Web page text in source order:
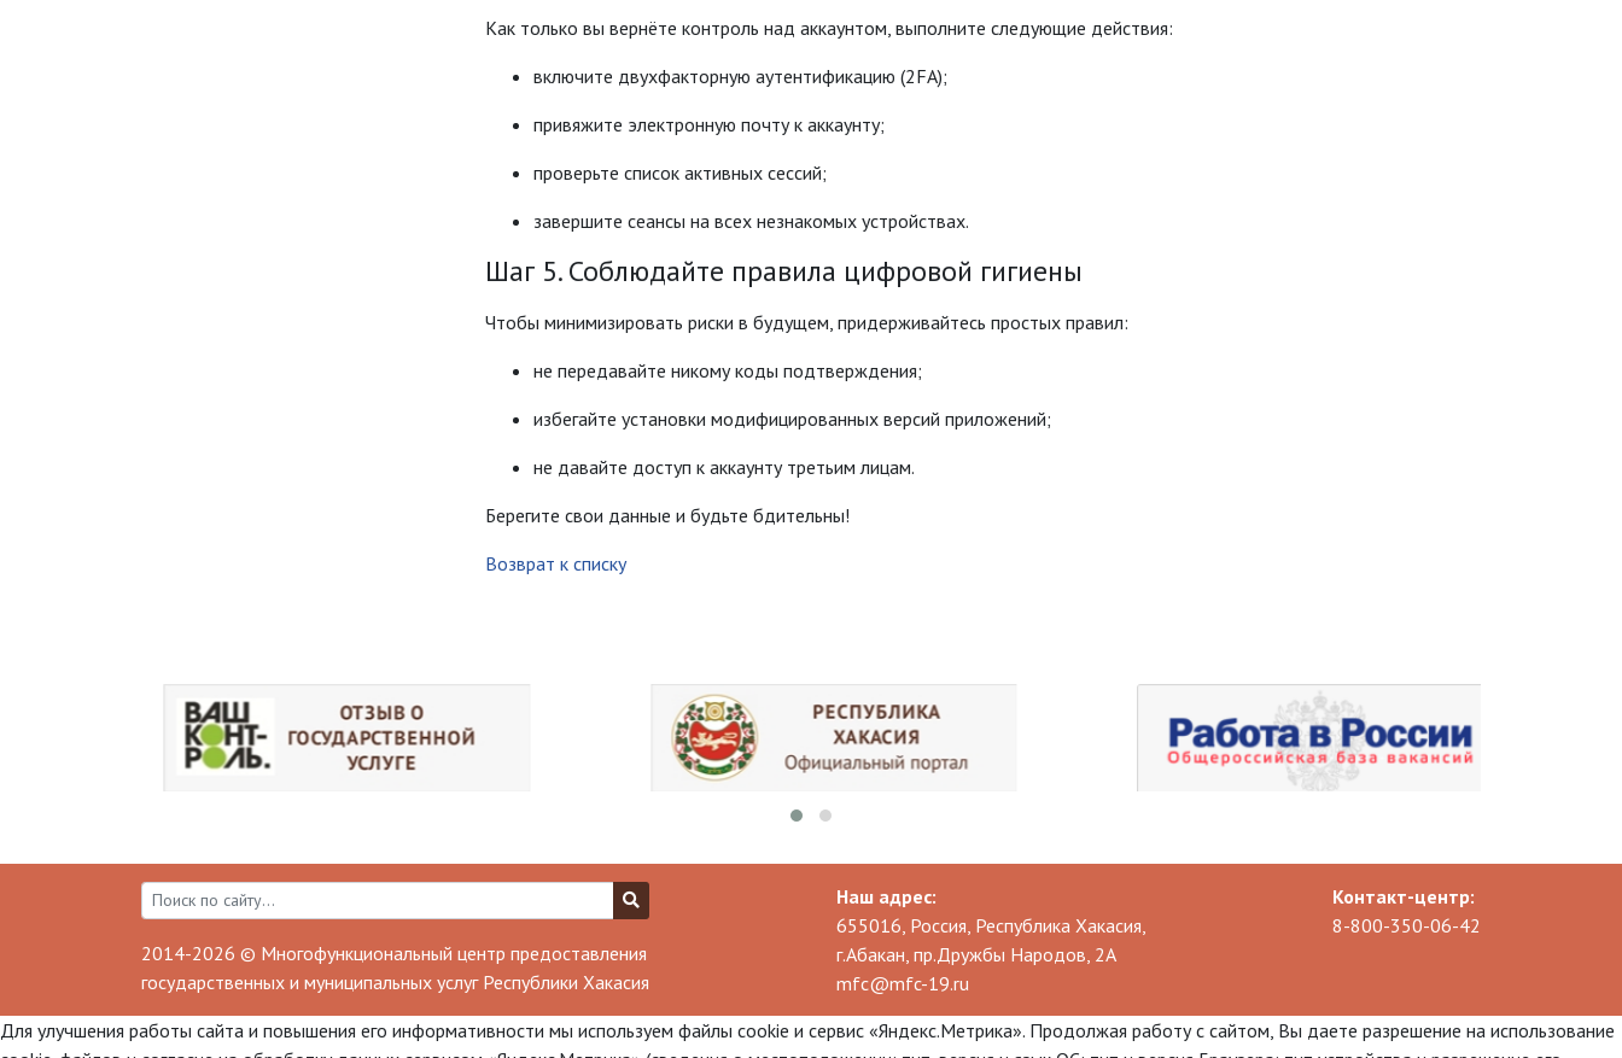
Как только вы вернёте контроль над аккаунтом, выполните следующие действия:
включите двухфакторную аутентификацию (2FA);
привяжите электронную почту к аккаунту;
проверьте список активных сессий;
завершите сеансы на всех незнакомых устройствах.
Шаг 5. Соблюдайте правила цифровой гигиены
Чтобы минимизировать риски в будущем, придерживайтесь простых правил:
не передавайте никому коды подтверждения;
избегайте установки модифицированных версий приложений;
не давайте доступ к аккаунту третьим лицам.
Берегите свои данные и будьте бдительны!
Возврат к списку
2014-2026 © Многофункциональный центр предоставления
государственных и муниципальных услуг Республики Хакасия
Наш адрес:
655016, Россия, Республика Хакасия,
г.Абакан, пр.Дружбы Народов, 2А
mfc@mfc-19.ru
Контакт-центр:
8-800-350-06-42
Для улучшения работы сайта и повышения его информативности мы используем файлы cookie и сервис «Яндекс.Метрика». Продолжая работу с сайтом, Вы даете разрешение на использование